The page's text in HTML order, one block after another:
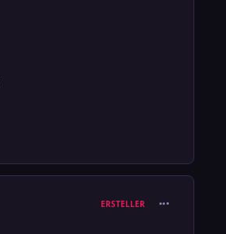
ERSTELLER